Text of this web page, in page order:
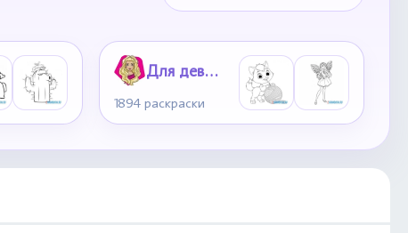
Для девочек
1894 раскраски